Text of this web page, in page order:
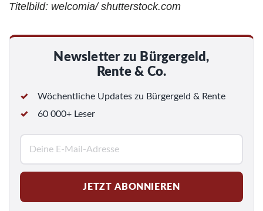
Titelbild: welcomia/ shutterstock.com
Newsletter zu Bürgergeld,
Rente & Co.
Wöchentliche Updates zu Bürgergeld & Rente
60 000+ Leser
M
a
i
JETZT ABONNIEREN